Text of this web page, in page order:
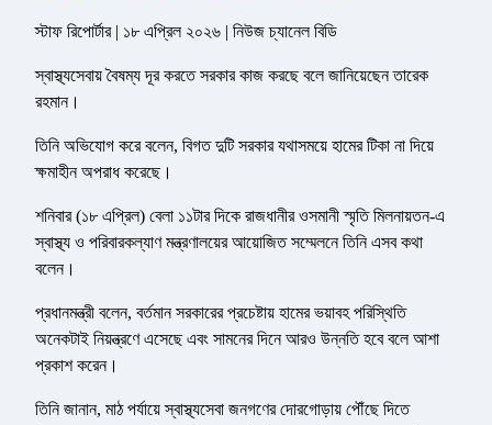
স্টাফ রিপোর্টার | ১৮ এপ্রিল ২০২৬ | নিউজ চ্যানেল বিডি
স্বাস্থ্যসেবায় বৈষম্য দূর করতে সরকার কাজ করছে বলে জানিয়েছেন তারেক
রহমান।
তিনি অভিযোগ করে বলেন, বিগত দুটি সরকার যথাসময়ে হামের টিকা না দিয়ে
ক্ষমাহীন অপরাধ করেছে।
শনিবার (১৮ এপ্রিল) বেলা ১১টার দিকে রাজধানীর ওসমানী স্মৃতি মিলনায়তন-এ
স্বাস্থ্য ও পরিবারকল্যাণ মন্ত্রণালয়ের আয়োজিত সম্মেলনে তিনি এসব কথা
বলেন।
প্রধানমন্ত্রী বলেন, বর্তমান সরকারের প্রচেষ্টায় হামের ভয়াবহ পরিস্থিতি
অনেকটাই নিয়ন্ত্রণে এসেছে এবং সামনের দিনে আরও উন্নতি হবে বলে আশা
প্রকাশ করেন।
তিনি জানান, মাঠ পর্যায়ে স্বাস্থ্যসেবা জনগণের দোরগোড়ায় পৌঁছে দিতে